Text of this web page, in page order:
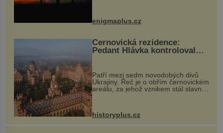
...
enigmaplus.cz
Černovická rezidence:
Pedant Hlávka kontroloval
Patří mezi sedm novodobých divů
Ukrajiny. Řeč je o obřím černovickém
areálu, za jehož vznikem stál slavný
český architekt Josef Hlávka. Ten si
na něm dal mimořádně záležet. Jeho
stavební plány by při ...
historyplus.cz